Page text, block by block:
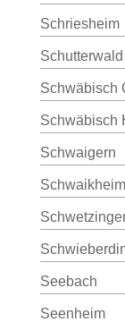
Schriesheim
Schutterwald
Schwäbisch
Schwäbisch
Schwaigern
Schwaikheim
Seebach
Seenheim